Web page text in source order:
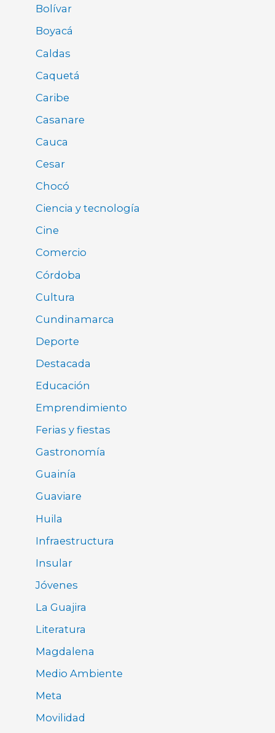
Bolívar
Boyacá
Caldas
Caquetá
Caribe
Casanare
Cauca
Cesar
Chocó
Ciencia y tecnología
Cine
Comercio
Córdoba
Cultura
Cundinamarca
Deporte
Destacada
Educación
Emprendimiento
Ferias y fiestas
Gastronomía
Guainía
Guaviare
Huila
Infraestructura
Insular
Jóvenes
La Guajira
Literatura
Magdalena
Medio Ambiente
Meta
Movilidad